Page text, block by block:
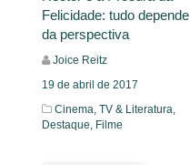
Felicidade: tudo depende
da perspectiva
Joice Reitz
19 de abril de 2017
Cinema, TV & Literatura,
Destaque, Filme